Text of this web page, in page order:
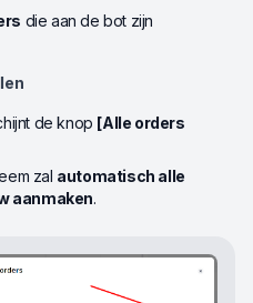
die aan de bot zijn
de knop [Alle orders
zal automatisch alle
aanmaken.